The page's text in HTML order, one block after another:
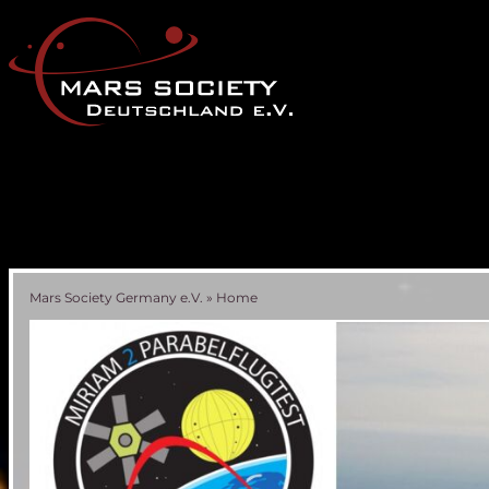
Mars Society Germany e.V. » Home